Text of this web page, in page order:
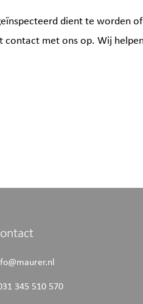
dient te worden
contact met ons op. Wij
345 510 570